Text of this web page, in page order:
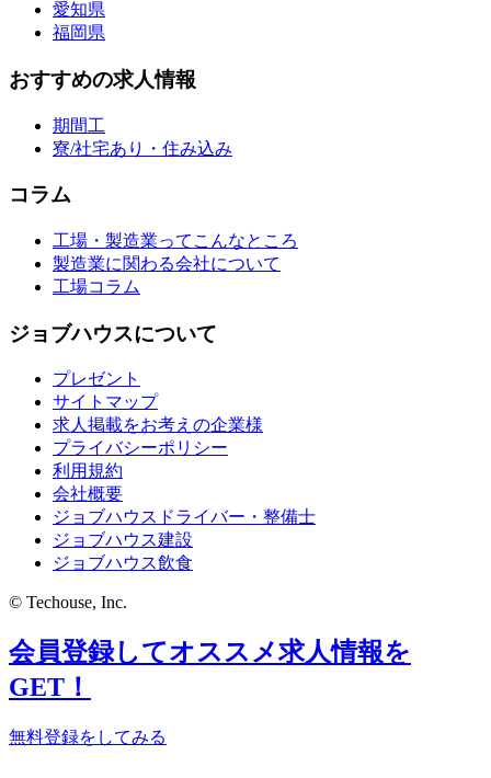
愛知県
福岡県
おすすめの求人情報
期間工
寮/社宅あり・住み込み
コラム
工場・製造業ってこんなところ
製造業に関わる会社について
工場コラム
ジョブハウスについて
プレゼント
サイトマップ
求人掲載をお考えの企業様
プライバシーポリシー
利用規約
会社概要
ジョブハウスドライバー・整備士
ジョブハウス建設
ジョブハウス飲食
© Techouse, Inc.
会員登録してオススメ求人情報を
GET！
無料登録をしてみる